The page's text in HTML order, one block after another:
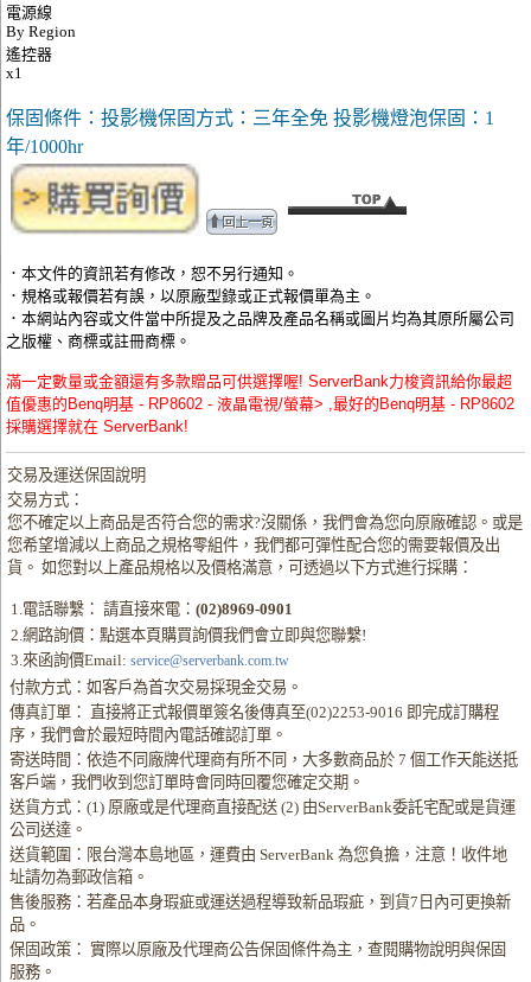
電源線
By Region
遙控器
x1
保固條件：投影機保固方式：三年全免 投影機燈泡保固：1
年/1000hr
．本文件的資訊若有修改，恕不另行通知。
．規格或報價若有誤，以原廠型錄或正式報價單為主。
．本網站內容或文件當中所提及之品牌及產品名稱或圖片均為其原所屬公司
之版權、商標或註冊商標。
滿一定數量或金額還有多款贈品可供選擇喔! ServerBank力梭資訊給你最超
值優惠的Benq明基 - RP8602 - 液晶電視/螢幕> ,最好的Benq明基 - RP8602
採購選擇就在 ServerBank!
交易及運送保固說明
交易方式：
您不確定以上商品是否符合您的需求?沒關係，我們會為您向原廠確認。或是
您希望增減以上商品之規格零組件，我們都可彈性配合您的需要報價及出
貨。 如您對以上產品規格以及價格滿意，可透過以下方式進行採購：
1.電話聯繫： 請直接來電：(02)8969-0901
2.網路詢價：點選本頁購買詢價我們會立即與您聯繫!
3.來函詢價Email: service@serverbank.com.tw
付款方式：如客戶為首次交易採現金交易。
傳真訂單： 直接將正式報價單簽名後傳真至(02)2253-9016 即完成訂購程
序，我們會於最短時間內電話確認訂單。
寄送時間：依造不同廠牌代理商有所不同，大多數商品於 7 個工作天能送抵
客戶端，我們收到您訂單時會同時回覆您確定交期。
送貨方式：(1) 原廠或是代理商直接配送 (2) 由ServerBank委託宅配或是貨運
公司送達。
送貨範圍：限台灣本島地區，運費由 ServerBank 為您負擔，注意！收件地
址請勿為郵政信箱。
售後服務：若產品本身瑕疵或運送過程導致新品瑕疵，到貨7日內可更換新
品。
保固政策： 實際以原廠及代理商公告保固條件為主，查閱購物說明與保固
服務。